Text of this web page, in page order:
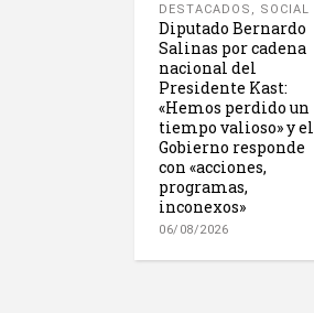
DESTACADOS , SOCIAL
Diputado Bernardo
Salinas por cadena
nacional del
Presidente Kast:
«Hemos perdido un
tiempo valioso» y el
Gobierno responde
con «acciones,
programas,
inconexos»
06/08/2026